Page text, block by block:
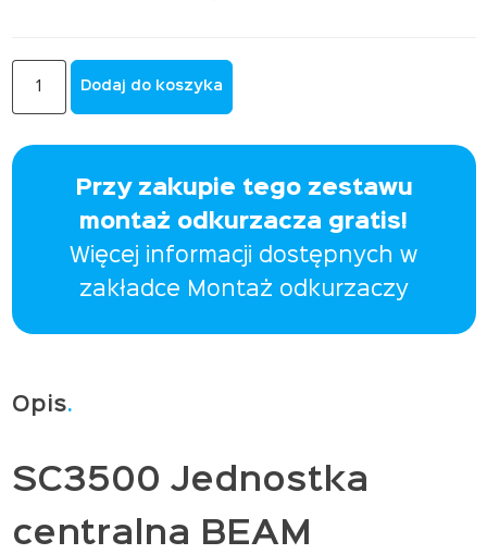
NAJSILNIEJSZY
SC
***MONTAŻ
4PKT
Dodaj do koszyka
Przy zakupie tego zestawu
montaż odkurzacza gratis!
Więcej informacji dostępnych w
zakładce Montaż odkurzaczy
Opis
SC3500 Jednostka
centralna BEAM